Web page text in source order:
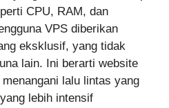
CPU, RAM, dan
VPS diberikan
eksklusif, yang tidak
lain. Ini berarti website
lalu lintas yang
lebih intensif